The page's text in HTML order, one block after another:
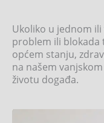
Ukoliko u jednom
problem ili blokada
općem stanju,
na našem
životu događa.